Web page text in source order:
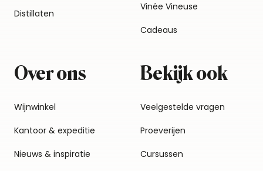
Distillaten
Vinée Vineuse
Cadeaus
Over ons
Wijnwinkel
Kantoor & expeditie
Nieuws & inspiratie
Bekijk ook
Veelgestelde vragen
Proeverijen
Cursussen